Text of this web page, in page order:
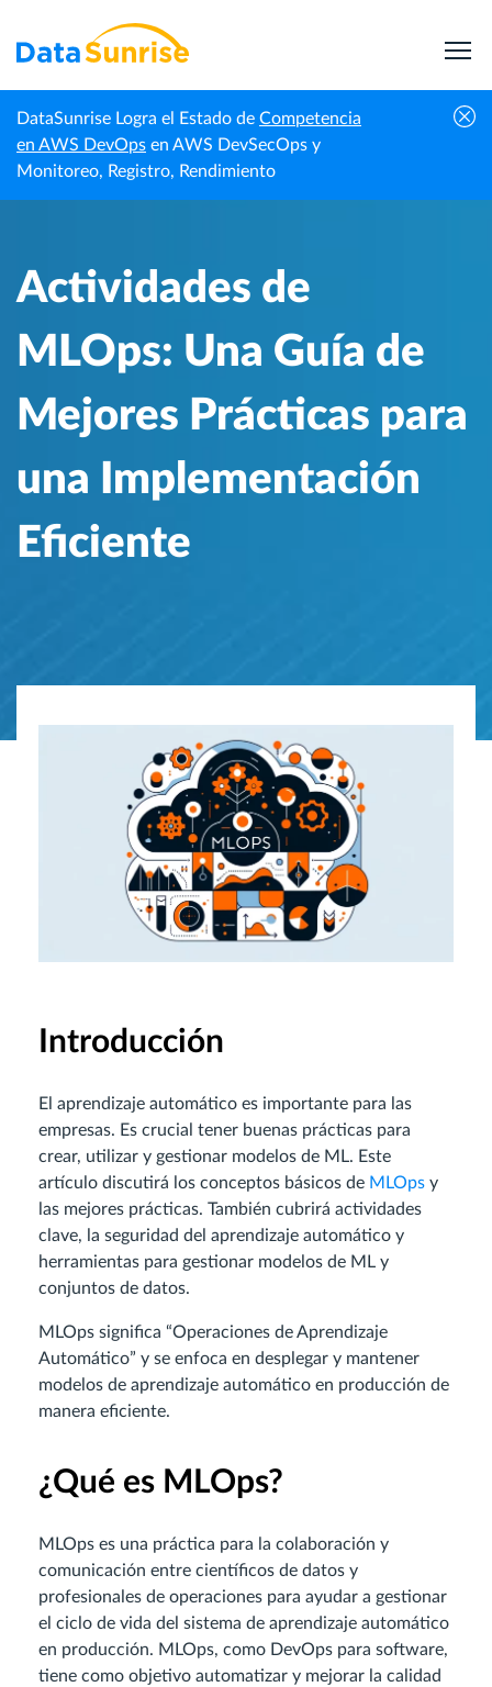
DataSunrise Logra el Estado de Competencia
en AWS DevOps en AWS DevSecOps y
Monitoreo, Registro, Rendimiento
Inicio
Centro de
Conocimiento
Actividades de MLOps: Una Guía de Mejores
Prácticas para una Implementación Eficiente
Actividades de
MLOps: Una Guía de
Mejores Prácticas para
una Implementación
Eficiente
Introducción
El aprendizaje automático es importante para las
empresas. Es crucial tener buenas prácticas para
crear, utilizar y gestionar modelos de ML. Este
artículo discutirá los conceptos básicos de MLOps y
las mejores prácticas. También cubrirá actividades
clave, la seguridad del aprendizaje automático y
herramientas para gestionar modelos de ML y
conjuntos de datos.
MLOps significa “Operaciones de Aprendizaje
Automático” y se enfoca en desplegar y mantener
modelos de aprendizaje automático en producción de
manera eficiente.
¿Qué es MLOps?
MLOps es una práctica para la colaboración y
comunicación entre científicos de datos y
profesionales de operaciones para ayudar a gestionar
el ciclo de vida del sistema de aprendizaje automático
en producción. MLOps, como DevOps para software,
tiene como objetivo automatizar y mejorar la calidad